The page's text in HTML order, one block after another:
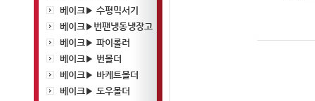
베이크▶ 수평믹서기
베이크▶번팬냉동냉장고
베이크▶ 파이롤러
베이크▶ 번몰더
베이크▶ 바케트몰더
베이크▶ 도우몰더